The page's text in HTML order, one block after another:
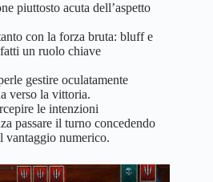
piuttosto acuta dell’aspetto
con la forza bruta: bluff e
un ruolo chiave
gestire oculatamente
verso la vittoria.
le intenzioni
passare il turno concedendo
vantaggio numerico.